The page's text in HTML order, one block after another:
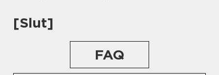
[Slut]
FAQ